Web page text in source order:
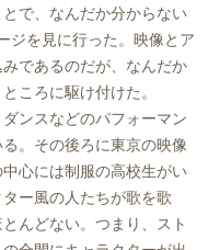
で、なんだか分からない
ジを見に行った。映像とア
であるのだが、なんだか
ころに駆け付けた。
ンスなどのパフォーマン
。その後ろに東京の映像
心には制服の高校生がい
ー風の人たちが歌を歌
んどない。つまり、スト